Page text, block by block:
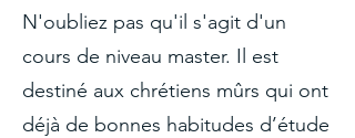
N'oubliez pas qu'il s'agit d'un
cours de niveau master. Il est
destiné aux chrétiens mûrs qui ont
déjà de bonnes habitudes d’étude